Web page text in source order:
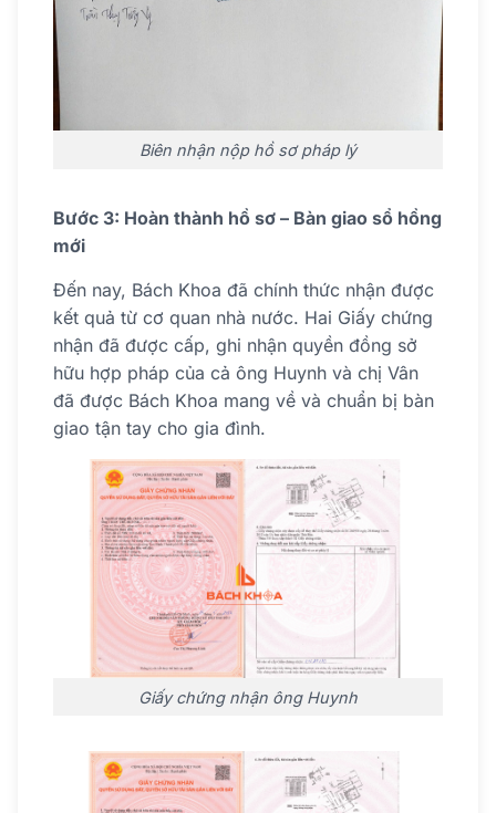
Biên nhận nộp hồ sơ pháp lý
Bước 3: Hoàn thành hồ sơ – Bàn giao sổ hồng
mới
Đến nay, Bách Khoa đã chính thức nhận được
kết quả từ cơ quan nhà nước. Hai Giấy chứng
nhận đã được cấp, ghi nhận quyền đồng sở
hữu hợp pháp của cả ông Huynh và chị Vân
đã được Bách Khoa mang về và chuẩn bị bàn
giao tận tay cho gia đình.
Giấy chứng nhận ông Huynh